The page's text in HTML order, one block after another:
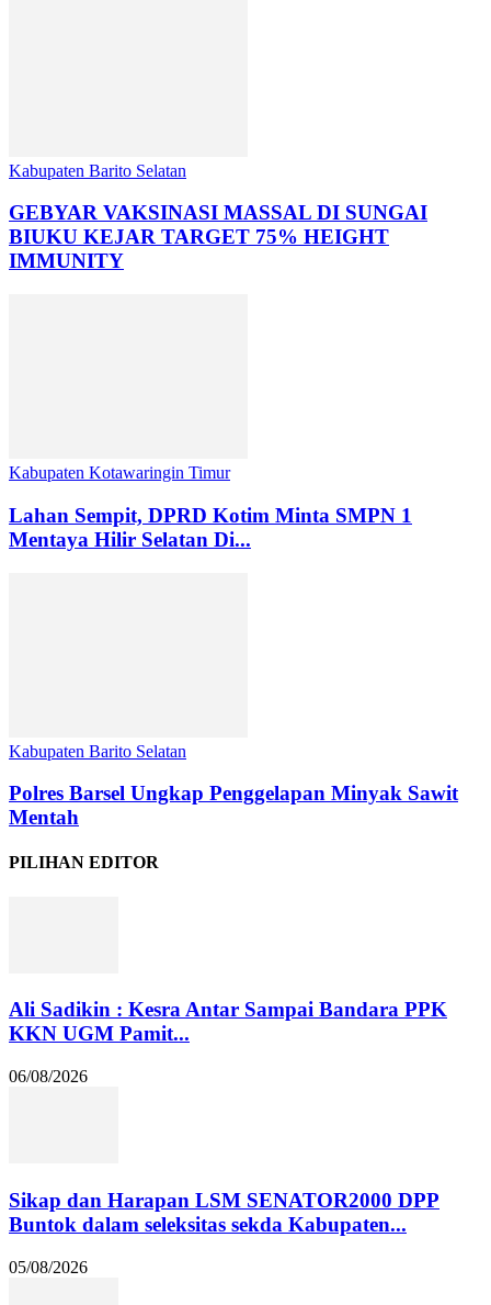
Kabupaten Barito Selatan
GEBYAR VAKSINASI MASSAL DI SUNGAI
BIUKU KEJAR TARGET 75% HEIGHT
IMMUNITY
Kabupaten Kotawaringin Timur
Lahan Sempit, DPRD Kotim Minta SMPN 1
Mentaya Hilir Selatan Di...
Kabupaten Barito Selatan
Polres Barsel Ungkap Penggelapan Minyak Sawit
Mentah
PILIHAN EDITOR
Ali Sadikin : Kesra Antar Sampai Bandara PPK
KKN UGM Pamit...
06/08/2026
Sikap dan Harapan LSM SENATOR2000 DPP
Buntok dalam seleksitas sekda Kabupaten...
05/08/2026